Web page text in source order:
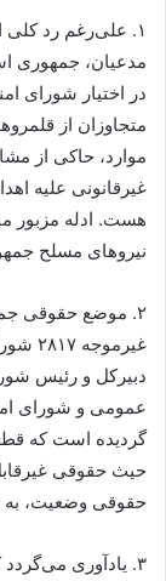
۱. علی‌رغم رد
مدعیان، جمهوری
در اختیار شورای
متجاوزان از
موارد، حاکی از
غیرقانونی علیه
هست. ادله مزبور
نیروهای مسلح
۲. موضع حقوقی
دبیرکل و رئیس
عمومی و شورای
حیث حقوقی
حقوقی وضعیت،